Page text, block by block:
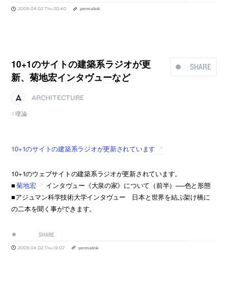
2009.04.02 Thu 20:40 permalink
SHARE
10+1のサイトの建築系ラジオが更
新、菊地宏インタヴューなど
ARCHITECTURE
理論
10+1のサイトの建築系ラジオが更新されています
10+1のウェブサイトの建築系ラジオが更新されています。
■菊地宏
インタヴュー《大泉の家》について（前半）──色と形態
■アジュマン科学技術大学インタヴュー 日本と世界を結ぶ架け橋に
の二本を聞く事ができます。
SHARE
2009.04.02 Thu 19:07 permalink